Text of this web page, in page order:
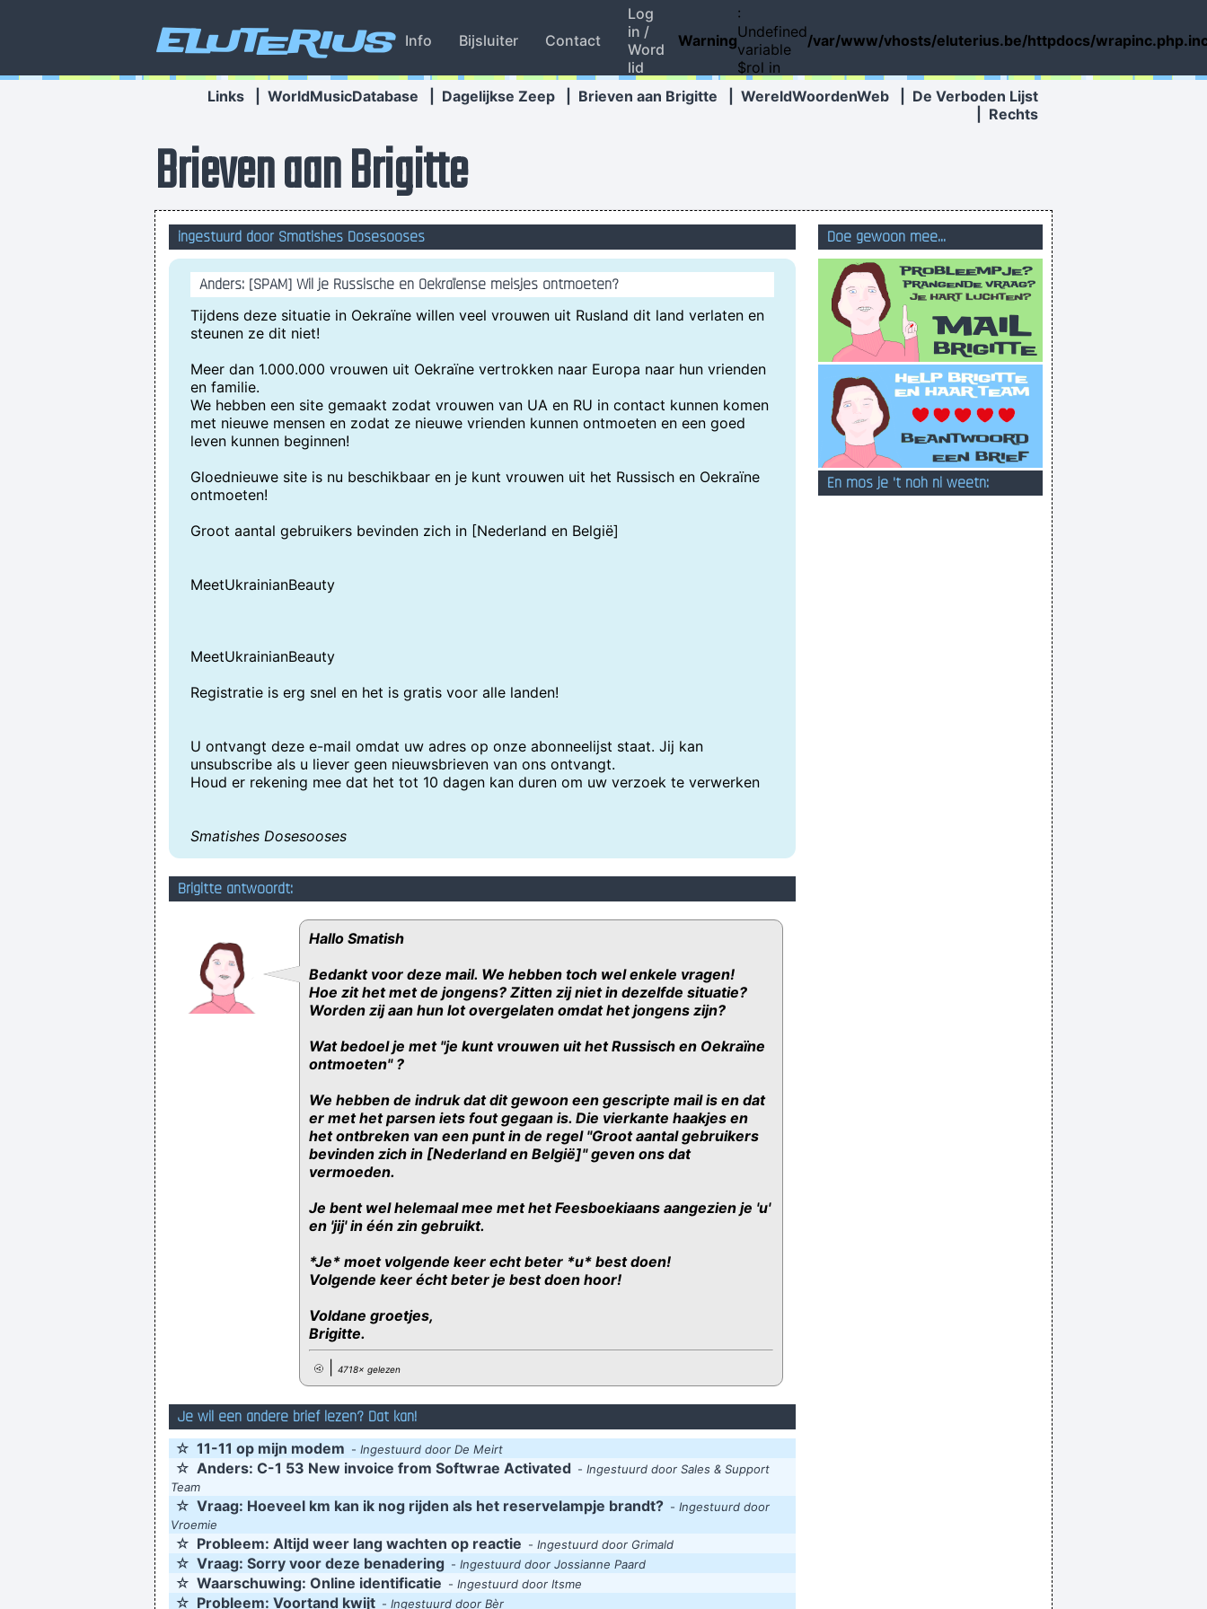
Eluterius Info Bijsluiter Contact
Log
in /
Word
lid
Warning
:
Undefined
variable
$rol in
/var/www/vhosts/eluterius.be/httpdocs/
Links WorldMusicDatabase Dagelijkse Zeep Brieven aan Brigitte WereldWoordenWeb
De Verboden Lijst
Rechts
Brieven aan Brigitte
ingestuurd door Smatishes Dosesooses
Anders: [SPAM] Wil je Russische en Oekraïense meisjes ontmoeten?
Tijdens deze situatie in Oekraïne willen veel vrouwen uit Rusland dit land verlaten en
steunen ze dit niet!
Meer dan 1.000.000 vrouwen uit Oekraïne vertrokken naar Europa naar hun vrienden
en familie.
We hebben een site gemaakt zodat vrouwen van UA en RU in contact kunnen komen
met nieuwe mensen en zodat ze nieuwe vrienden kunnen ontmoeten en een goed
leven kunnen beginnen!
Gloednieuwe site is nu beschikbaar en je kunt vrouwen uit het Russisch en Oekraïne
ontmoeten!
Groot aantal gebruikers bevinden zich in [Nederland en België]
MeetUkrainianBeauty
MeetUkrainianBeauty
Registratie is erg snel en het is gratis voor alle landen!
U ontvangt deze e-mail omdat uw adres op onze abonneelijst staat. Jij kan
unsubscribe als u liever geen nieuwsbrieven van ons ontvangt.
Houd er rekening mee dat het tot 10 dagen kan duren om uw verzoek te verwerken
Smatishes Dosesooses
Brigitte antwoordt:
Hallo Smatish
Bedankt voor deze mail. We hebben toch wel enkele vragen!
Hoe zit het met de jongens? Zitten zij niet in dezelfde situatie?
Worden zij aan hun lot overgelaten omdat het jongens zijn?
Wat bedoel je met "je kunt vrouwen uit het Russisch en Oekraïne
ontmoeten" ?
We hebben de indruk dat dit gewoon een gescripte mail is en dat
er met het parsen iets fout gegaan is. Die vierkante haakjes en
het ontbreken van een punt in de regel "Groot aantal gebruikers
bevinden zich in [Nederland en België]" geven ons dat
vermoeden.
Je bent wel helemaal mee met het Feesboekiaans aangezien je 'u'
en 'jij' in één zin gebruikt.
*Je* moet volgende keer echt beter *u* best doen!
Volgende keer écht beter je best doen hoor!
Voldane groetjes,
Brigitte.
4718× gelezen
Je wil een andere brief lezen? Dat kan!
☆ 11-11 op mijn modem - Ingestuurd door De Meirt
☆ Anders: C-1 53 New invoice from Softwrae Activated - Ingestuurd door Sales & Support
Team
☆ Vraag: Hoeveel km kan ik nog rijden als het reservelampje brandt? - Ingestuurd door
Vroemie
☆ Probleem: Altijd weer lang wachten op reactie - Ingestuurd door Grimald
☆ Vraag: Sorry voor deze benadering - Ingestuurd door Jossianne Paard
☆ Waarschuwing: Onl­in­e i­d­en­tific­at­i­e - Ingestuurd door Itsme
☆ Probleem: Voortand kwijt - Ingestuurd door Bèr
Doe gewoon mee...
En mos je 't noh ni weetn: